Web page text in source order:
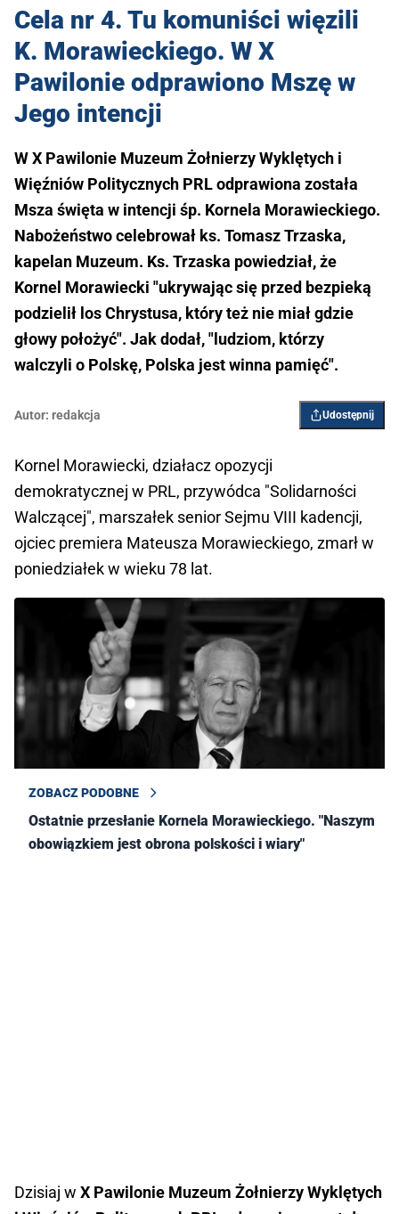
Cela nr 4. Tu komuniści więzili
K. Morawieckiego. W X
Pawilonie odprawiono Mszę w
Jego intencji
W X Pawilonie Muzeum Żołnierzy Wyklętych i
Więźniów Politycznych PRL odprawiona została
Msza święta w intencji śp. Kornela Morawieckiego.
Nabożeństwo celebrował ks. Tomasz Trzaska,
kapelan Muzeum. Ks. Trzaska powiedział, że
Kornel Morawiecki "ukrywając się przed bezpieką
podzielił los Chrystusa, który też nie miał gdzie
głowy położyć". Jak dodał, "ludziom, którzy
walczyli o Polskę, Polska jest winna pamięć".
Autor: redakcja Udostępnij
Kornel Morawiecki, działacz opozycji
demokratycznej w PRL, przywódca "Solidarności
Walczącej", marszałek senior Sejmu VIII kadencji,
ojciec premiera Mateusza Morawieckiego, zmarł w
poniedziałek w wieku 78 lat.
ZOBACZ PODOBNE
Ostatnie przesłanie Kornela Morawieckiego. "Naszym
obowiązkiem jest obrona polskości i wiary"
Dzisiaj w X Pawilonie Muzeum Żołnierzy Wyklętych